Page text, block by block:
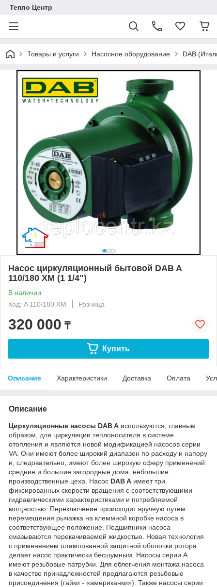
Тепло Центр
Товары и услуги Насосное оборудование DAB
Насос циркуляционный бытовой DAB A
110/180 XM (1 1/4")
В наличии
Код: A 110/180 XM
Розница
320 000 ₸
Купить
Описание Характеристики Доставка Оплата
Описание
Циркуляционные насосы DAB A используются, главным
образом, для циркуляции теплоносителя в системе
отопления и являются новой модификацией насосов серии
VA. Они имеют более широкий диапазон по расходу и напору
и, следовательно, имеют более широкую сферу применений:
средние и большие загородные дома, небольшие
производственные цеха. Насос DAB A имеет три
фиксированных скорости вращения с соответствующими
гидравлическими характеристиками и потребляемой
мощностью. Переключение происходит вручную путем
перемещения рычажка на клеммной коробке насоса в
соответствующее положение. Подшипники насоса
смазываются перекачиваемой жидкостью. Новая технология
с применением штампованной защитной оболочки ротора
делает насос практически бесшумным. Насосы серии A
имеют резьбовые патрубки. Для облегчения монтажа насоса
в качестве принадлежностей предлагаются резьбовые
присоединения (гайки - «американки»). Также насосы серии